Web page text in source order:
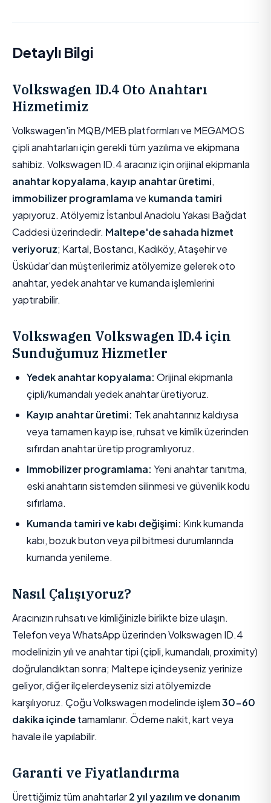
Detaylı Bilgi
Volkswagen ID.4 Oto Anahtarı
Hizmetimiz
Volkswagen'in MQB/MEB platformları ve MEGAMOS
çipli anahtarları için gerekli tüm yazılıma ve ekipmana
sahibiz. Volkswagen ID.4 aracınız için orijinal ekipmanla
anahtar kopyalama, kayıp anahtar üretimi,
immobilizer programlamave kumanda tamiri
yapıyoruz. Atölyemiz İstanbul Anadolu Yakası Bağdat
Caddesi üzerindedir. Maltepe'de sahada hizmet
veriyoruz; Kartal, Bostancı, Kadıköy, Ataşehir ve
Üsküdar'dan müşterilerimiz atölyemize gelerek oto
anahtar, yedek anahtar ve kumanda işlemlerini
yaptırabilir.
Volkswagen Volkswagen ID.4 için
Sunduğumuz Hizmetler
Yedek anahtar kopyalama: Orijinal ekipmanla
çipli/kumandalı yedek anahtar üretiyoruz.
Kayıp anahtar üretimi: Tek anahtarınız kaldıysa
veya tamamen kayıp ise, ruhsat ve kimlik üzerinden
sıfırdan anahtar üretip programlıyoruz.
Immobilizer programlama: Yeni anahtar tanıtma,
eski anahtarın sistemden silinmesi ve güvenlik kodu
sıfırlama.
Kumanda tamiri ve kabı değişimi: Kırık kumanda
kabı, bozuk buton veya pil bitmesi durumlarında
kumanda yenileme.
Nasıl Çalışıyoruz?
Aracınızın ruhsatı ve kimliğinizle birlikte bize ulaşın.
Telefon veya WhatsApp üzerinden Volkswagen ID.4
modelinizin yılı ve anahtar tipi (çipli, kumandalı, proximity)
doğrulandıktan sonra; Maltepe içindeyseniz yerinize
geliyor, diğer ilçelerdeyseniz sizi atölyemizde
karşılıyoruz. Çoğu Volkswagen modelinde işlem30-60
dakika içindetamamlanır. Ödeme nakit, kart veya
havale ile yapılabilir.
Garanti ve Fiyatlandırma
Ürettiğimiz tüm anahtarlar2 yıl yazılım ve donanım